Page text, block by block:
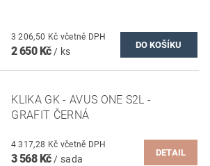
3 206,50 Kč včetně DPH
2 650 Kč/ ks
KLIKA GK - AVUS ONE S2L -
GRAFIT ČERNÁ
4 317,28 Kč včetně DPH
3 568 Kč / sada
DETAIL